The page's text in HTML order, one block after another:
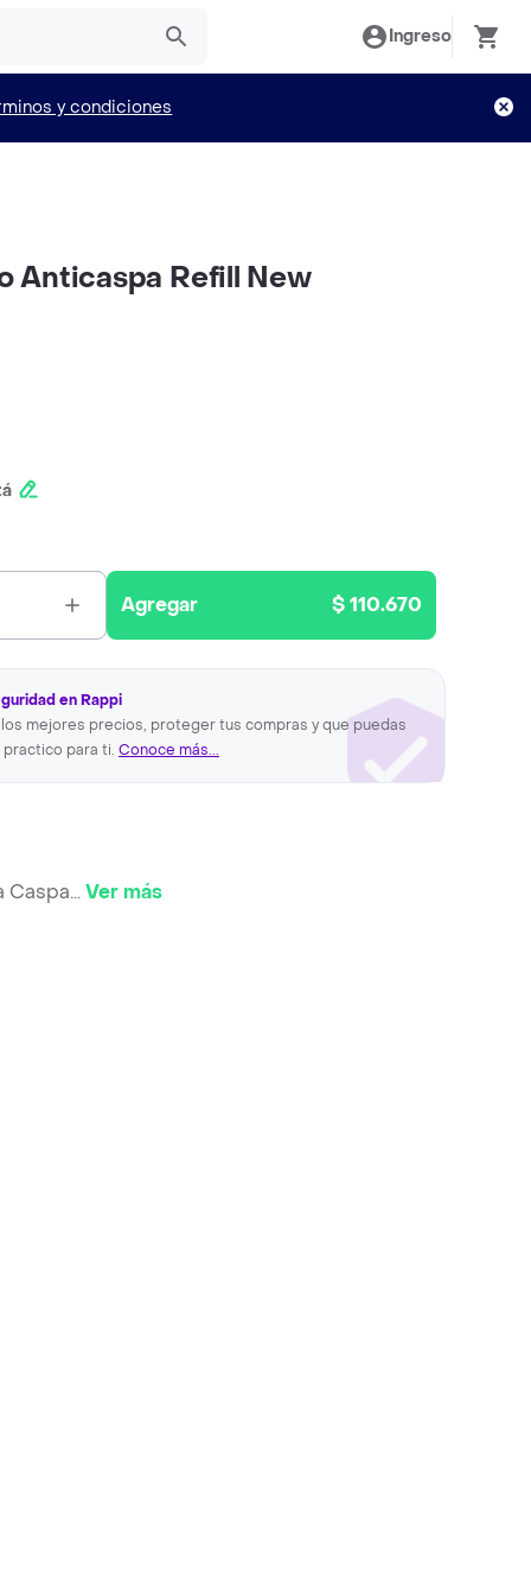
Ingreso
y condiciones
Anticaspa Refill New
Agregar $ 110.670
en Rappi
mejores precios, proteger tus compras y que puedas
para ti. Conoce más...
Caspa...Ver más